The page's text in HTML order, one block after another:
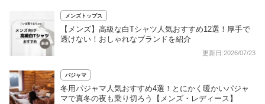
メンズトップス
【メンズ】高級な白Tシャツ人気おすすめ12選！厚手で
透けない！おしゃれなブランドを紹介
更新日:2026/07/23
パジャマ
冬用パジャマ人気おすすめ4選！とにかく暖かいパジャ
マで真冬の夜も乗り切ろう【メンズ・レディース】